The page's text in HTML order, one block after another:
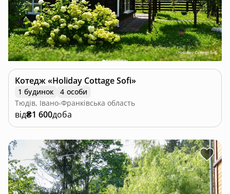
Котедж «Holiday Cottage Sofi»
1 будинок
4 особи
Тюдів, Івано-Франківська область
від₴1 600доба